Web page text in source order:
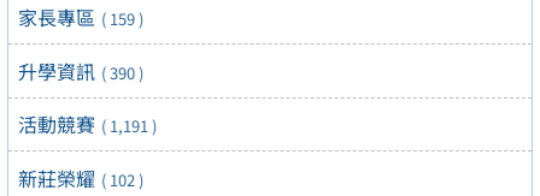
家長專區 ( 159 )
升學資訊 ( 390 )
活動競賽 ( 1,191 )
新莊榮耀 ( 102 )